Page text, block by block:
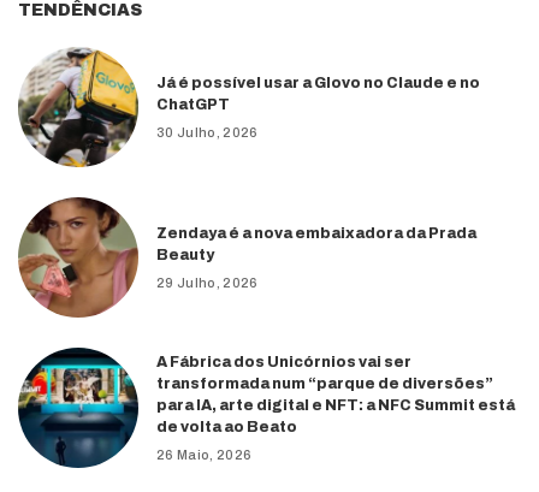
TENDÊNCIAS
Já é possível usar a Glovo no Claude e no
ChatGPT
30 Julho, 2026
Zendaya é a nova embaixadora da Prada
Beauty
29 Julho, 2026
A Fábrica dos Unicórnios vai ser
transformada num “parque de diversões”
para IA, arte digital e NFT: a NFC Summit está
de volta ao Beato
26 Maio, 2026